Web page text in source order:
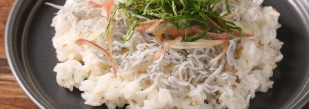
お酢ドリンク ぽん酢
みりん風・料理酒 鍋用調味料
ブランド・スペシャルサイト
ブランド・スペシャルサイト トップ
商品ブランドサイト
Fibee（ファイビー）
企業情報